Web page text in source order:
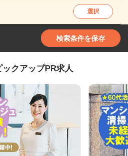
選択
検索条件を保存
クアップPR求人